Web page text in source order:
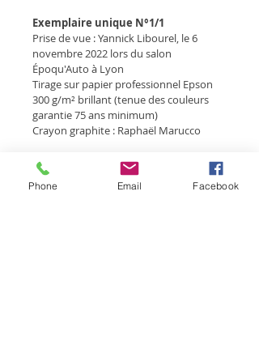
Exemplaire unique N°1/1
Prise de vue : Yannick Libourel, le 6
novembre 2022 lors du salon
Époqu'Auto à Lyon
Tirage sur papier professionnel Epson
300 g/m² brillant (tenue des couleurs
garantie 75 ans minimum)
Crayon graphite : Raphaël Marucco
Format du cadre : 53 x 73 cm, format
de l'oeuvre sans le passe partout 30 x
45 cm
Phone Email Facebook